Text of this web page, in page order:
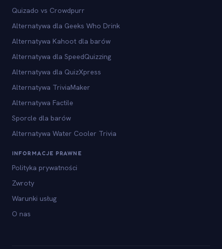
Quizado vs Crowdpurr
Alternatywa dla Geeks Who Drink
Alternatywa Kahoot dla barów
Alternatywa dla SpeedQuizzing
Alternatywa dla QuizXpress
Alternatywa TriviaMaker
Alternatywa Factile
Sporcle dla barów
Alternatywa Water Cooler Trivia
INFORMACJE PRAWNE
Polityka prywatności
Zwroty
Warunki usług
O nas